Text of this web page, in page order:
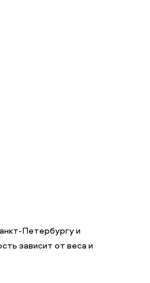
Петербургу и
зависит от веса и